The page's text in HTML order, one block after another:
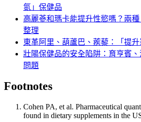
氮」保健品
高麗蔘和瑪卡能提升性慾嗎？兩
整理
東革阿里、葫蘆巴、蒺藜：「提
壯陽保健品的安全陷阱：育亨賓、
問題
Footnotes
Cohen PA, et al. Pharmaceutical
found in dietary supplements in the